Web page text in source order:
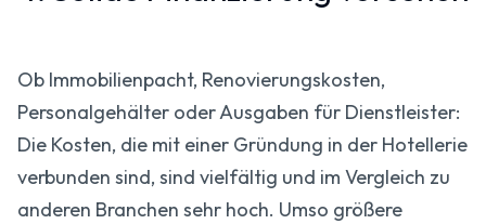
Ob Immobilienpacht, Renovierungskosten,
Personalgehälter oder Ausgaben für Dienstleister:
Die Kosten, die mit einer Gründung in der Hotellerie
verbunden sind, sind vielfältig und im Vergleich zu
anderen Branchen sehr hoch. Umso größere